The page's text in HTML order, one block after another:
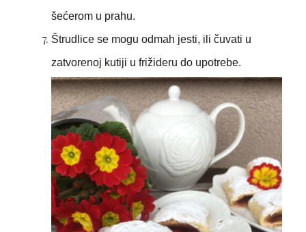
šećerom u prahu.
Štrudlice se mogu odmah jesti, ili čuvati u
zatvorenoj kutiji u frižideru do upotrebe.